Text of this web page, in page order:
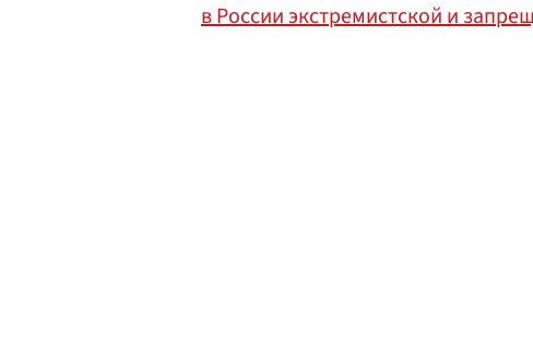
в России экстремистской и